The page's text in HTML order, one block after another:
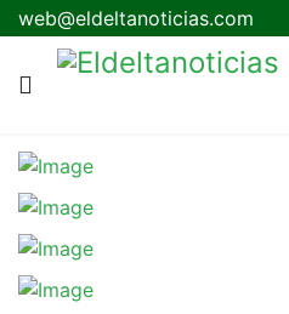
web@eldeltanoticias.com